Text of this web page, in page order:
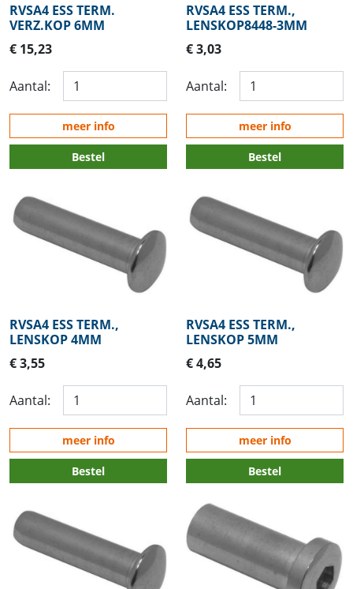
RVSA4 ESS TERM.
VERZ.KOP 6MM
€ 15,23
Aantal:
meer info
Bestel
RVSA4 ESS TERM.,
LENSKOP8448-3MM
€ 3,03
Aantal:
meer info
Bestel
RVSA4 ESS TERM.,
LENSKOP 4MM
€ 3,55
Aantal:
meer info
Bestel
RVSA4 ESS TERM.,
LENSKOP 5MM
€ 4,65
Aantal:
meer info
Bestel